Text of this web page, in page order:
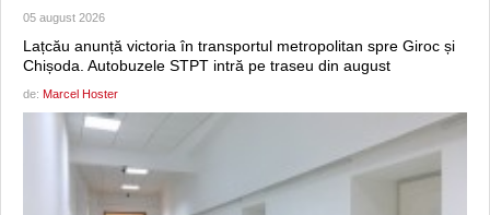
05 august 2026
Lațcău anunță victoria în transportul metropolitan spre Giroc și
Chișoda. Autobuzele STPT intră pe traseu din august
de: Marcel Hoster